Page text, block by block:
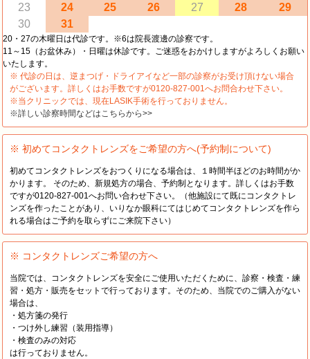
23
24 25 26 27 28
29
30
31
20・27の木曜日は代診です。※6は院長渡邊の診察です。
11～15（お盆休み）・日曜は休診です。ご迷惑をおかけしますがよろしくお願い
いたします。
※ 代診の日は、逆まつげ・ドライアイなど一部の診察がお受け頂けない場合
がございます。詳しくはお手数ですが0120-827-001へお問合わせ下さい。
※当クリニックでは、現在LASIK手術を行っておりません。
※詳しい診察時間などはこちらから>>
※ 初めてコンタクトレンズをご希望の方へ(予約制について)
初めてコンタクトレンズをおつくりになる場合は、１時間半ほどのお時間がか
かります。 そのため、新規処方の場合、予約制となります。詳しくはお手数
ですが0120-827-001へお問い合わせ下さい。（他施設にて既にコンタクトレ
ンズを作ったことがあり、いりなか眼科にてはじめてコンタクトレンズを作ら
れる場合はご予約を取らずにご来院下さい）
※ コンタクトレンズご希望の方へ
当院では、コンタクトレンズを安全にご使用いただくために、診察・検査・練
習・処方・販売をセットで行っております。そのため、当院でのご購入がない
場合は、
・処方箋の発行
・つけ外し練習（装用指導）
・検査のみの対応
は行っておりません。